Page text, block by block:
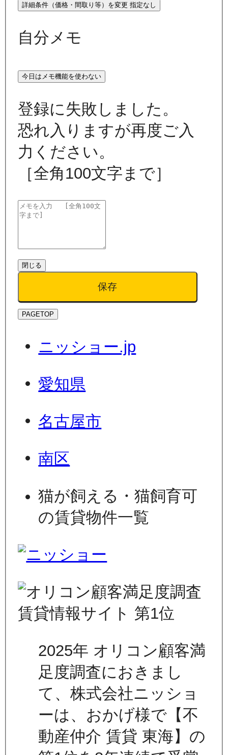
詳細条件（価格・間取り等）を変更 指定なし
自分メモ
今日はメモ機能を使わない
登録に失敗しました。
恐れ入りますが再度ご入
力ください。
［全角100文字まで］
閉じる
保存
PAGETOP
ニッショー.jp
愛知県
名古屋市
南区
猫が飼える・猫飼育可
の賃貸物件一覧
2025年 オリコン顧客満
足度調査におきまし
て、株式会社ニッショ
ーは、おかげ様で【不
動産仲介 賃貸 東海】の